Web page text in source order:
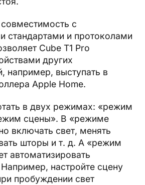
с
стандартами и протоколами
Cube T1 Pro
других
например, выступать в
Apple Home.
в двух режимах: «режим
сцены». В «режиме
включать свет, менять
шторы и т. д. А «режим
автоматизировать
настройте сцену
пробуждении свет